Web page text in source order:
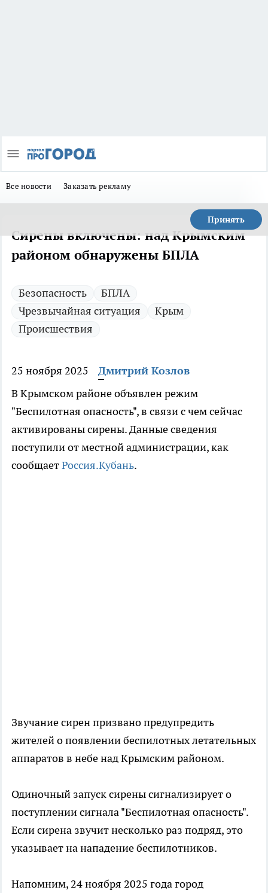
Все новости Заказать рекламу
Принять
Сирены включены: над Крымским
районом обнаружены БПЛА
Безопасность
БПЛА
Чрезвычайная ситуация
Крым
Происшествия
25 ноября 2025
Дмитрий Козлов
В Крымском районе объявлен режим
"Беспилотная опасность", в связи с чем сейчас
активированы сирены. Данные сведения
поступили от местной администрации, как
сообщаетРоссия.Кубань.
Звучание сирен призвано предупредить
жителей о появлении беспилотных летательных
аппаратов в небе над Крымским районом.
Одиночный запуск сирены сигнализирует о
поступлении сигнала "Беспилотная опасность".
Если сирена звучит несколько раз подряд, это
указывает на нападение беспилотников.
Напомним, 24 ноября 2025 года город